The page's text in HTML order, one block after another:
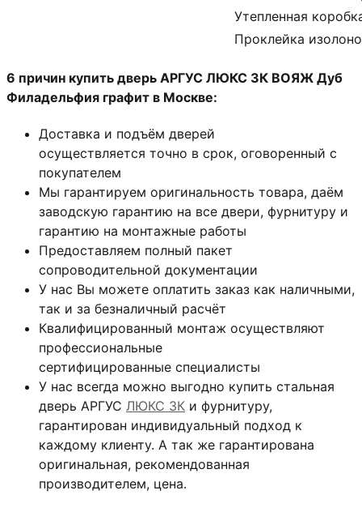
Утепленная
Проклейка
6 причин купить дверь АРГУС ЛЮКС 3К ВОЯЖ Дуб
Филадельфия графит в Москве:
Доставка и подъём дверей
осуществляется точно в срок, оговоренный с
покупателем
Мы гарантируем оригинальность товара, даём
заводскую гарантию на все двери, фурнитуру и
гарантию на монтажные работы
Предоставляем полный пакет
сопроводительной документации
У нас Вы можете оплатить заказ как наличными,
так и за безналичный расчёт
Квалифицированный монтаж осуществляют
профессиональные
сертифицированные специалисты
У нас всегда можно выгодно купить стальная
дверь АРГУС ЛЮКС 3К и фурнитуру,
гарантирован индивидуальный подход к
каждому клиенту. А так же гарантирована
оригинальная, рекомендованная
производителем, цена.